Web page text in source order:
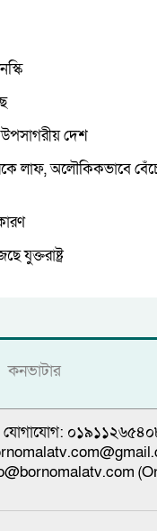
উপসাগরীয় দেশ
লাফ, অলৌকিকভাবে
যুক্তরাষ্ট্র
কনভাটার
যোগাযোগ: